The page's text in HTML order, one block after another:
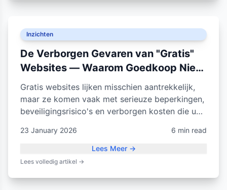
Inzichten
De Verborgen Gevaren van "Gratis"
Websites — Waarom Goedkoop Niet
Altijd Beter Is
Gratis websites lijken misschien aantrekkelijk,
maar ze komen vaak met serieuze beperkingen,
beveiligingsrisico's en verborgen kosten die uw
23 January 2026 6 min read
Lees Meer→
Lees volledig artikel →